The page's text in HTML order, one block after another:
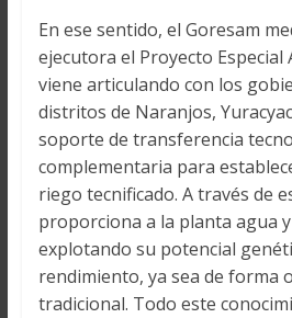
En ese sentido, el Goresam
ejecutora el Proyecto Especial
viene articulando con los
distritos de Naranjos,
soporte de transferencia
complementaria para
riego tecnificado. A través de
proporciona a la planta agua
explotando su potencial
rendimiento, ya sea de forma
tradicional. Todo este